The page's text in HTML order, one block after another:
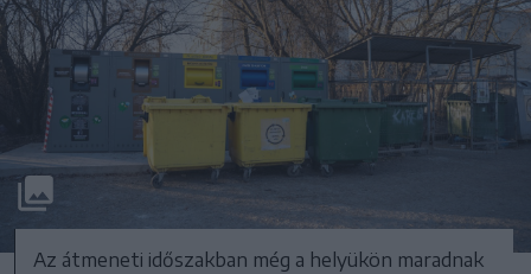
Az átmeneti időszakban még a helyükön maradnak